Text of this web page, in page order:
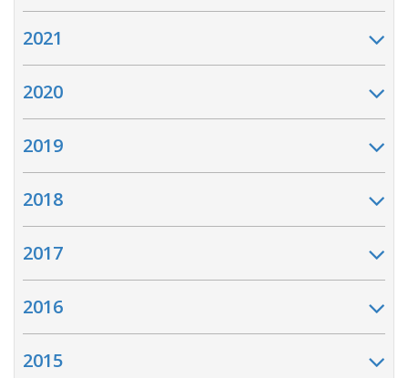
2021
2020
2019
2018
2017
2016
2015